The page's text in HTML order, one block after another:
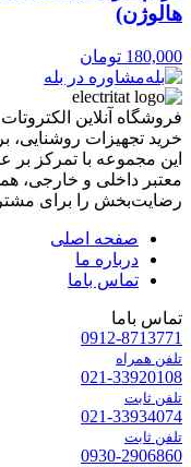
هالوژن)
180,000 تومان
مشاوره در بله
فروشگاه آنلاین
خرید تجهیزات روشنایی،
این مجموعه با تمرکز
معتبر داخلی و خارجی،
رضایت‌بخش را برای
صفحه اصلی
درباره ما
تماس باما
تماس باما
0912-8713771
تلفن همراه
021-33920108
تلفن ثابت
021-33934074
تلفن ثابت
0930-2906860